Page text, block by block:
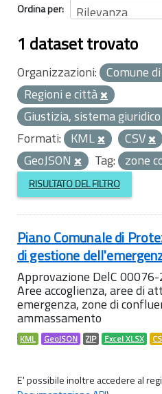
Ordina per
1 dataset trovato
Organizzazioni: Comune
Regioni e città
Giustizia, sistema
Formati: KML CSV
GeoJSON
Tag: zone
RISULTATO DEL FILTRO
Piano Comunale di
di gestione
Approvazione DelC
Aree accoglienza, aree di
emergenza, zone di
ammassamento
KML GeoJSON ZIP Excel XLSX
E' possibile inoltre accedere al